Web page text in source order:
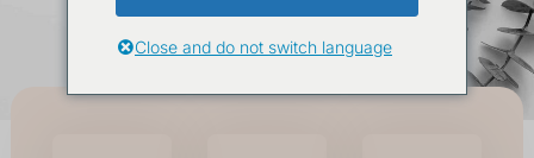
13. AUGUST-19. AUGUST 2026
Close and do not switch language